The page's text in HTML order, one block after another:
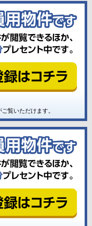
覧いただけます。